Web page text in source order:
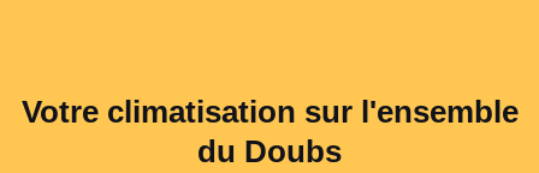
Votre climatisation sur l'ensemble
du Doubs